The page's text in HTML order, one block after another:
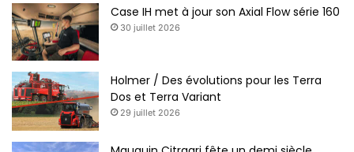
Case IH met à jour son Axial Flow série 160
30 juillet 2026
Holmer / Des évolutions pour les Terra
Dos et Terra Variant
29 juillet 2026